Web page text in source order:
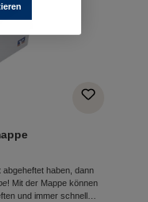
haben, dann
! Mit der Mappe können
und immer schnell